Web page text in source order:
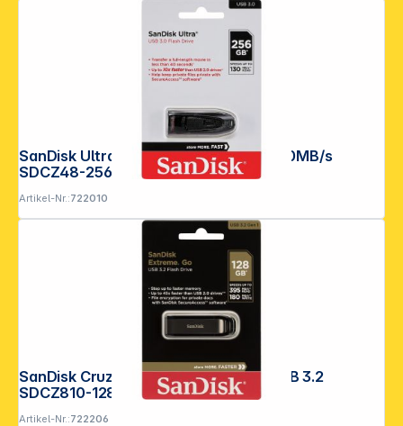
SanDisk Ultra USB 3.0 256GB up to 100MB/s
SDCZ48-256G-U46
Artikel-Nr.:722010
SanDisk Cruzer Extreme Go 128GB USB 3.2
SDCZ810-128G-G46
Artikel-Nr.:722206